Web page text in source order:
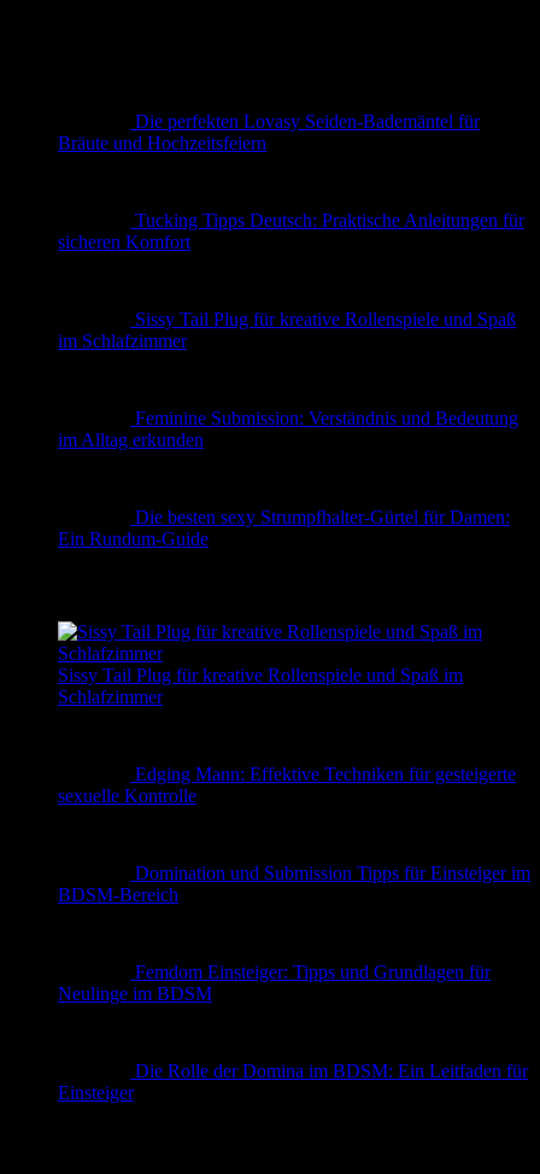
Die perfekten Lovasy Seiden-Bademäntel für
Bräute und Hochzeitsfeiern
Tucking Tipps Deutsch: Praktische Anleitungen für
sicheren Komfort
Sissy Tail Plug für kreative Rollenspiele und Spaß
im Schlafzimmer
Feminine Submission: Verständnis und Bedeutung
im Alltag erkunden
Die besten sexy Strumpfhalter-Gürtel für Damen:
Ein Rundum-Guide
Sissy Tail Plug für kreative Rollenspiele und Spaß im
Schlafzimmer
Edging Mann: Effektive Techniken für gesteigerte
sexuelle Kontrolle
Domination und Submission Tipps für Einsteiger im
BDSM-Bereich
Femdom Einsteiger: Tipps und Grundlagen für
Neulinge im BDSM
Die Rolle der Domina im BDSM: Ein Leitfaden für
Einsteiger